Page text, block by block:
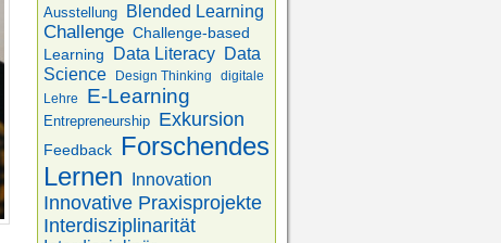
Ausstellung Blended Learning
Challenge Challenge-based
Learning
Data Literacy Data
Science
Design Thinking
digitale
Lehre
E-Learning
Entrepreneurship Exkursion
Feedback
Forschendes
Lernen
Innovation
Innovative Praxisprojekte
Interdisziplinarität